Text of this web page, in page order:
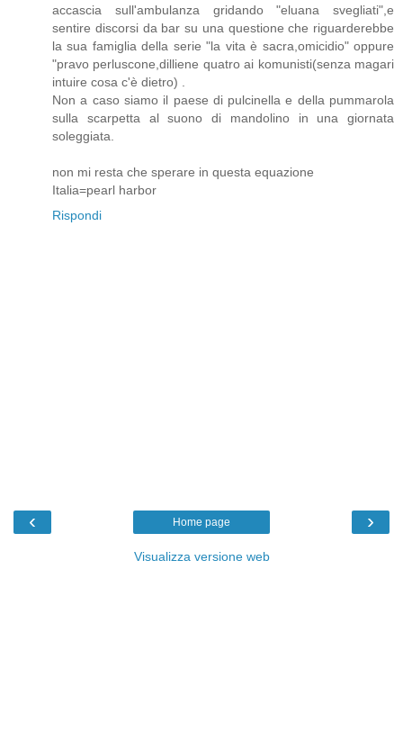
accascia sull'ambulanza gridando "eluana svegliati",e
sentire discorsi da bar su una questione che riguarderebbe
la sua famiglia della serie "la vita è sacra,omicidio" oppure
"pravo perluscone,dilliene quatro ai komunisti(senza magari
intuire cosa c'è dietro) .
Non a caso siamo il paese di pulcinella e della pummarola
sulla scarpetta al suono di mandolino in una giornata
soleggiata.
non mi resta che sperare in questa equazione
Italia=pearl harbor
Rispondi
‹ ›
Home page
Visualizza versione web